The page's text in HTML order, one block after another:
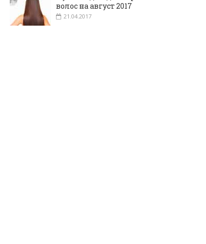
волос на август 2017
21.04.2017